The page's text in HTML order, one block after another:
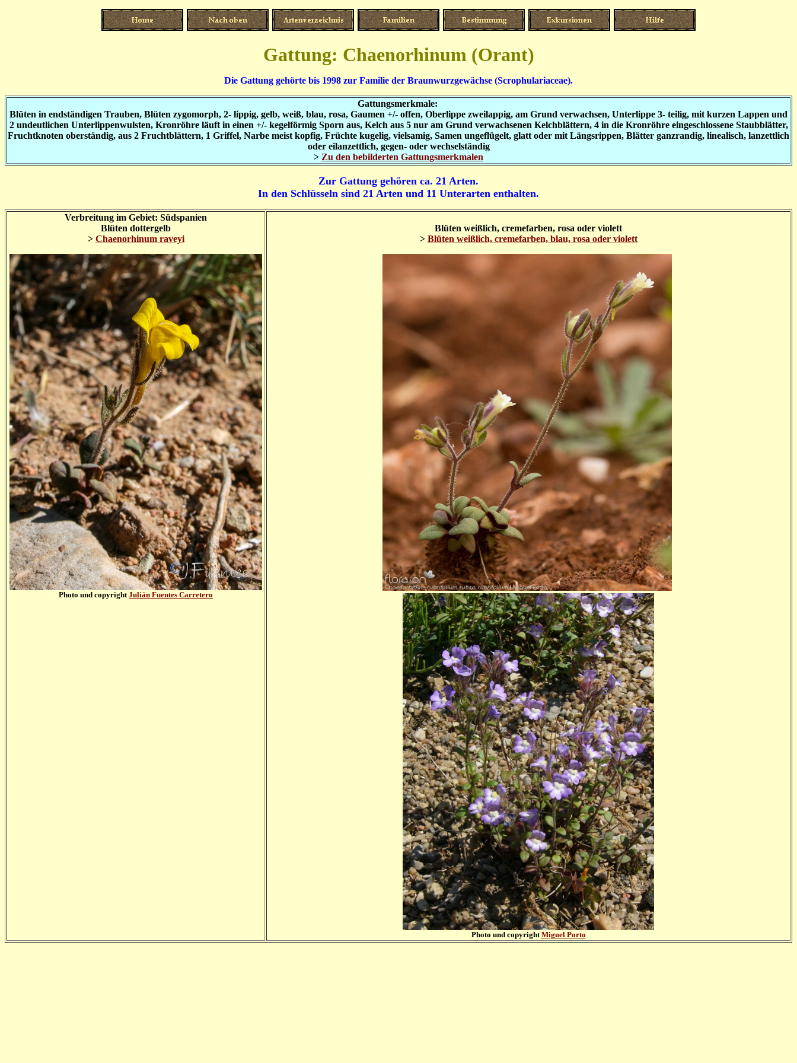
Gattung: Chaenorhinum (Orant)
Die Gattung gehörte bis 1998 zur Familie der Braunwurzgewächse (Scrophulariaceae).
Gattungsmerkmale:
Blüten in endständigen Trauben, Blüten zygomorph, 2- lippig, gelb, weiß, blau, rosa, Gaumen +/- offen, Oberlippe zweilappig, am Grund verwachsen, Unterlippe 3- teilig, mit kurzen Lappen und
2 undeutlichen Unterlippenwulsten, Kronröhre läuft in einen +/- kegelförmig Sporn aus, Kelch aus 5 nur am Grund verwachsenen Kelchblättern, 4 in die Kronröhre eingeschlossene Staubblätter,
Fruchtknoten oberständig, aus 2 Fruchtblättern, 1 Griffel, Narbe meist kopfig, Früchte kugelig, vielsamig, Samen ungeflügelt, glatt oder mit Längsrippen, Blätter ganzrandig, linealisch, lanzettlich
oder eilanzettlich, gegen- oder wechselständig
> Zu den bebilderten Gattungsmerkmalen
Zur Gattung gehören ca. 21 Arten.
In den Schlüsseln sind 21 Arten und 11 Unterarten enthalten.
Verbreitung im Gebiet: Südspanien
Blüten dottergelb
> Chaenorhinum raveyi
Photo und copyrightJulián Fuentes Carretero
Blüten weißlich, cremefarben, rosa oder violett
> Blüten weißlich, cremefarben, blau, rosa oder violett
Photo und copyrightMiguel Porto